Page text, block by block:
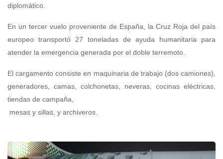
diplomático.
En un tercer vuelo proveniente de España, la Cruz Roja del país
europeo transportó 27 toneladas de ayuda humanitaria para
atender la emergencia generada por el doble terremoto.
El cargamento consiste en maquinaria de trabajo (dos camiones),
generadores, camas, colchonetas, neveras, cocinas eléctricas,
tiendas de campaña,
mesas y sillas, y archiveros.